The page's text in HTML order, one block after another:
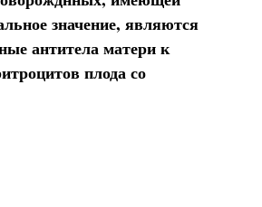
значение, являются
антитела матери к
плода со